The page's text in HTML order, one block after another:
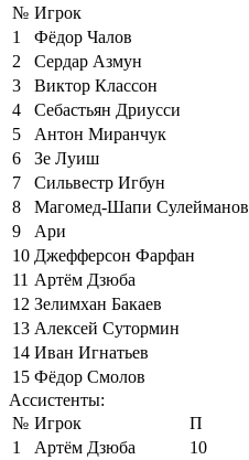
№ Игрок
1
Фёдор Чалов
2
Сердар Азмун
3
Виктор Классон
4
Себастьян Дриусси
5
Антон Миранчук
6
Зе Луиш
7
Сильвестр Игбун
8
Магомед-Шапи Сулейманов
9
Ари
10 Джефферсон Фарфан
11 Артём Дзюба
12 Зелимхан Бакаев
13 Алексей Сутормин
14 Иван Игнатьев
15 Фёдор Смолов
Ассистенты:
№ Игрок
П
1
Артём Дзюба
10